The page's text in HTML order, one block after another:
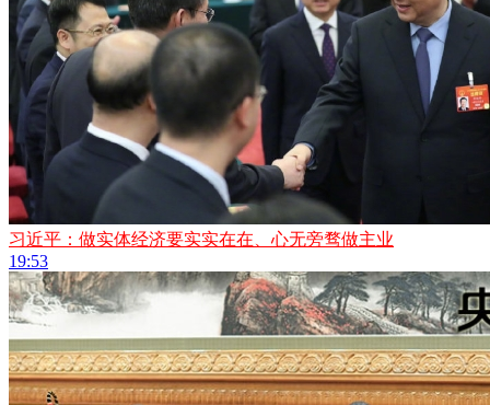
习近平：做实体经济要实实在在、心无旁骛做主业
19:53